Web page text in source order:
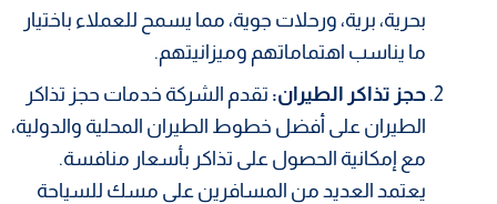
بحرية، برية، ورحلات جوية، مما يسمح للعملاء باختيار
ما يناسب اهتماماتهم وميزانيتهم.
حجز تذاكر الطيران: تقدم الشركة خدمات حجز تذاكر
الطيران على أفضل خطوط الطيران المحلية والدولية،
مع إمكانية الحصول على تذاكر بأسعار منافسة.
يعتمد العديد من المسافرين على مسك للسياحة